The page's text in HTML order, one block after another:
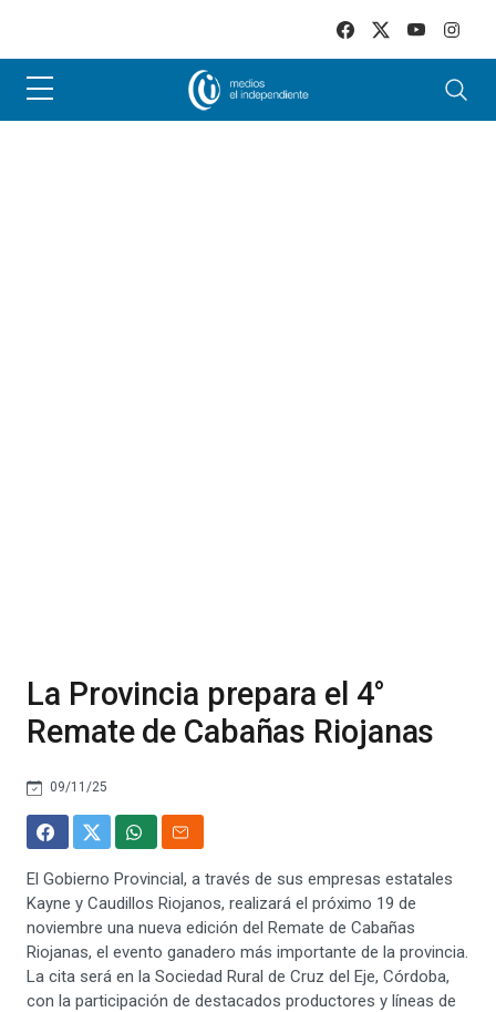
La Provincia prepara el 4°
Remate de Cabañas Riojanas
09/11/25
El Gobierno Provincial, a través de sus empresas estatales
Kayne y Caudillos Riojanos, realizará el próximo 19 de
noviembre una nueva edición del Remate de Cabañas
Riojanas, el evento ganadero más importante de la provincia.
La cita será en la Sociedad Rural de Cruz del Eje, Córdoba,
con la participación de destacados productores y líneas de